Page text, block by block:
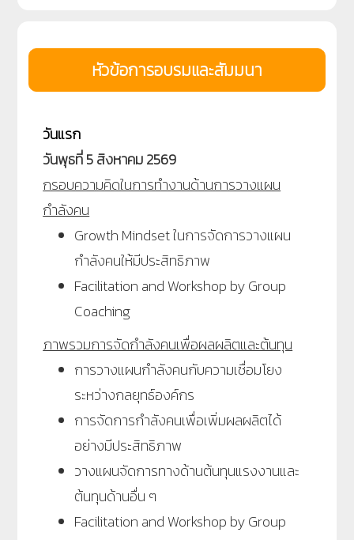
หัวข้อการอบรมและสัมมนา
วันแรก
วันพุธที่ 5 สิงหาคม 2569
กรอบความคิดในการทำงานด้านการวางแผน
กำลังคน
Growth Mindset ในการจัดการวางแผน
กำลังคนให้มีประสิทธิภาพ
Facilitation and Workshop by Group
Coaching
ภาพรวมการจัดกำลังคนเพื่อผลผลิตและต้นทุน
การวางแผนกำลังคนกับความเชื่อมโยง
ระหว่างกลยุทธ์องค์กร
การจัดการกำลังคนเพื่อเพิ่มผลผลิตได้
อย่างมีประสิทธิภาพ
วางแผนจัดการทางด้านต้นทุนแรงงานและ
ต้นทุนด้านอื่น ๆ
Facilitation and Workshop by Group